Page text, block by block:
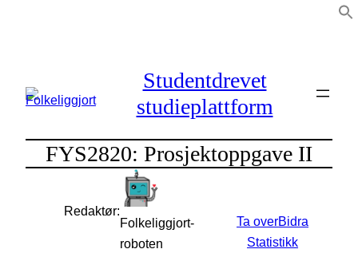
Studentdrevet
studieplattform
FYS2820: Prosjektoppgave II
Redaktør:
Folkeliggjort-
roboten
Ta overBidra
Statistikk